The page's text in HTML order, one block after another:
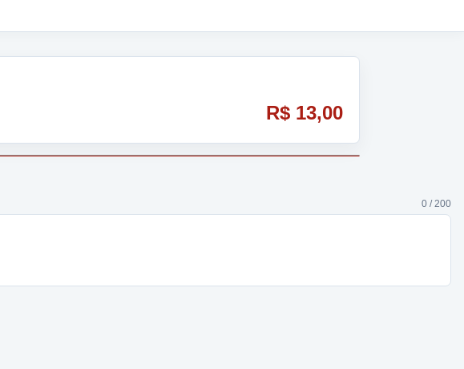
R$ 13,00
0 / 200